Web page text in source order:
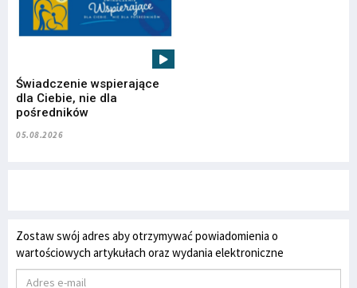
Świadczenie wspierające
dla Ciebie, nie dla
pośredników
05.08.2026
Zostaw swój adres aby otrzymywać powiadomienia o
wartościowych artykułach oraz wydania elektroniczne